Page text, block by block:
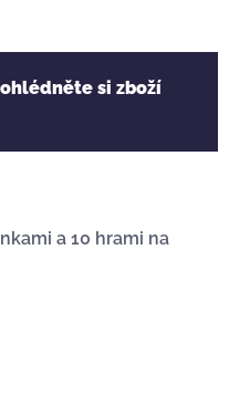
si zboží
a 10 hrami na